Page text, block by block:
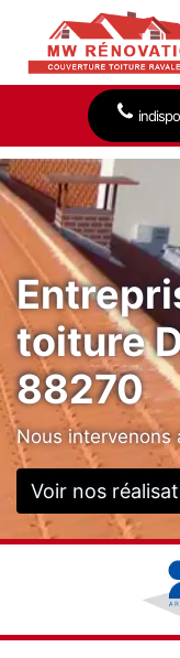
toiture
88270
Nous intervenons
Voir nos